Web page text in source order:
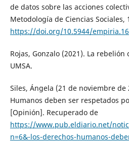
de datos sobre las acciones
Metodología de Ciencias Sociales,
https://doi.org/10.5944/
Rojas, Gonzalo (2021). La rebelión
UMSA.
Siles, Ángela (21 de noviembre de
Humanos deben ser respetados
[Opinión]. Recuperado de
https://www.pub.eldiario.net/
n=6&-los-derechos-humanos-